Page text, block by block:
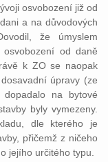
osvobození již od
a na důvodových
že úmyslem
osvobození od daně
k ZO se naopak
úpravy (ze
na bytové
byly vymezeny.
dle kterého je
přičemž z ničeho
jejího určitého typu.